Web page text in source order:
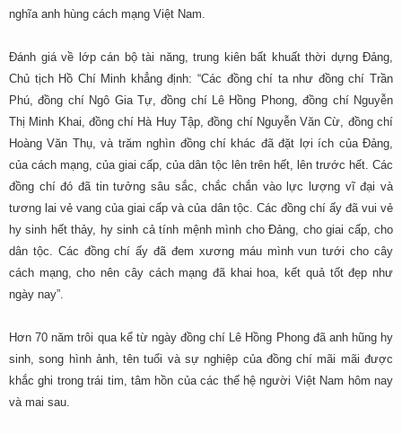
nghĩa anh hùng cách mạng Việt Nam.
Đánh giá về lớp cán bộ tài năng, trung kiên bất khuất thời dựng Đảng,
Chủ tịch Hồ Chí Minh khẳng định: “Các đồng chí ta như đồng chí Trần
Phú, đồng chí Ngô Gia Tự, đồng chí Lê Hồng Phong, đồng chí Nguyễn
Thị Minh Khai, đồng chí Hà Huy Tập, đồng chí Nguyễn Văn Cừ, đồng chí
Hoàng Văn Thụ, và trăm nghìn đồng chí khác đã đặt lợi ích của Đảng,
của cách mạng, của giai cấp, của dân tộc lên trên hết, lên trước hết. Các
đồng chí đó đã tin tưởng sâu sắc, chắc chắn vào lực lượng vĩ đại và
tương lai vẻ vang của giai cấp và của dân tộc. Các đồng chí ấy đã vui vẻ
hy sinh hết thảy, hy sinh cả tính mệnh mình cho Đảng, cho giai cấp, cho
dân tộc. Các đồng chí ấy đã đem xương máu mình vun tưới cho cây
cách mạng, cho nên cây cách mạng đã khai hoa, kết quả tốt đẹp như
ngày nay”.
Hơn 70 năm trôi qua kể từ ngày đồng chí Lê Hồng Phong đã anh hũng hy
sinh, song hình ảnh, tên tuổi và sự nghiệp của đồng chí mãi mãi được
khắc ghi trong trái tim, tâm hồn của các thế hệ người Việt Nam hôm nay
và mai sau.